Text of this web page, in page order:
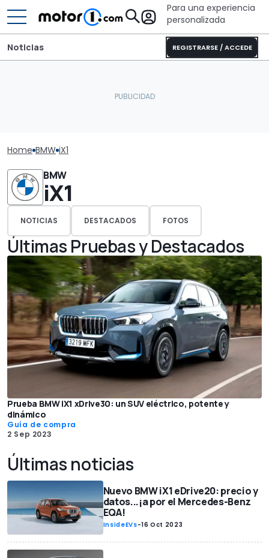
Para una experiencia
personalizada
REGISTRARSE / ACCEDE
Noticias
Home BMW iX1
BMW
iX1
NOTICIAS DESTACADOS FOTOS
Últimas Pruebas y Destacados
Prueba BMW iX1 xDrive30: un SUV eléctrico, potente y
dinámico
Guía de compra
2 Sep 2023
Últimas noticias
Nuevo BMW iX1 eDrive20: precio y
datos...¡a por el Mercedes-Benz
EQA!
InsideEVs-16 Oct 2023